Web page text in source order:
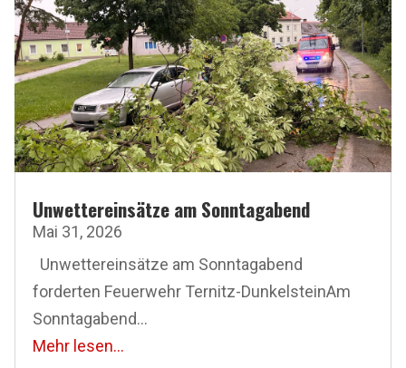
Unwettereinsätze am Sonntagabend
Mai 31, 2026
Unwettereinsätze am Sonntagabend
forderten Feuerwehr Ternitz-DunkelsteinAm
Sonntagabend...
Mehr lesen...